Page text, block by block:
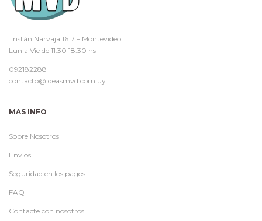
Tristán Narvaja 1617 – Montevideo
Lun a Vie de 11.30 18.30 hs
092182288
contacto@ideasmvd.com.uy
MAS INFO
Sobre Nosotros
Envíos
Seguridad en los pagos
FAQ
Contacte con nosotros